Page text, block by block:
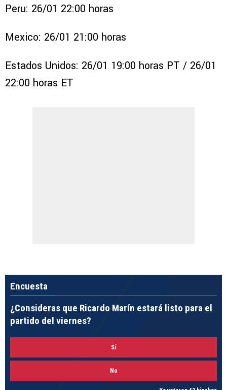
Peru: 26/01 22:00 horas
Mexico: 26/01 21:00 horas
Estados Unidos: 26/01 19:00 horas PT / 26/01
22:00 horas ET
Encuesta
¿Consideras que Ricardo Marín estará listo para el
partido del viernes?
Sí
No